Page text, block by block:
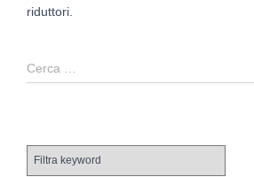
riduttori.
Cerca …